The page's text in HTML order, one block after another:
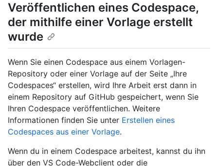
Veröffentlichen eines Codespace,
der mithilfe einer Vorlage erstellt
wurde
Wenn Sie einen Codespace aus einem Vorlagen-
Repository oder einer Vorlage auf der Seite „Ihre
Codespaces“ erstellen, wird Ihre Arbeit erst dann in
einem Repository auf GitHub gespeichert, wenn Sie
Ihren Codespace veröffentlichen. Weitere
Informationen finden Sie unter Erstellen eines
Codespaces aus einer Vorlage.
Wenn du in einem Codespace arbeitest, kannst du ihn
über den VS Code-Webclient oder die